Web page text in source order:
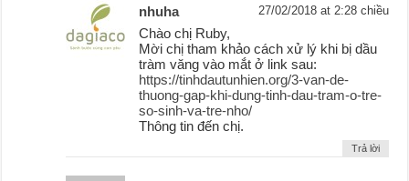
nhuha 27/02/2018 at 2:28 chiều
Chào chị Ruby,
Mời chị tham khảo cách xử lý khi bị dầu
tràm văng vào mắt ở link sau:
https://tinhdautunhien.org/3-van-de-
thuong-gap-khi-dung-tinh-dau-tram-o-tre-
so-sinh-va-tre-nho/
Thông tin đến chị.
Trả lời